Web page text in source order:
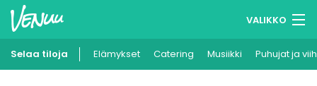
VALIKKO
Muistilistasi
Selaa tiloja Elämykset Catering Musiikki Puhujat ja